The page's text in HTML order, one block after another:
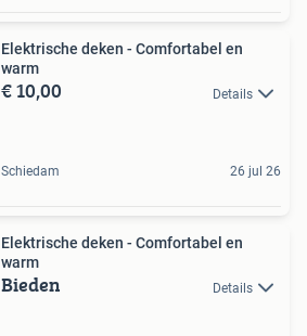
Elektrische deken - Comfortabel en
warm
€ 10,00 Details
Schiedam 26 jul 26
Elektrische deken - Comfortabel en
warm
Bieden Details